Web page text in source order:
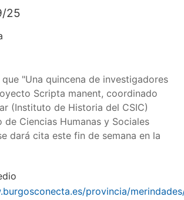
25
"Una quincena de investigadores
Scripta manent, coordinado
(Instituto de Historia del CSIC)
de Ciencias Humanas y Sociales
dará cita este fin de semana en la
provincia/